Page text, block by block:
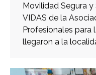
Movilidad Segura y
VIDAS de la
Profesionales para
llegaron a la